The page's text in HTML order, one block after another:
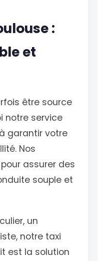
:
et
être source
notre service
garantir votre
Nos
assurer des
souple et
un
notre taxi
est la solution